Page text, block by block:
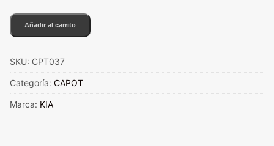
CAPOT
KIA
2012/2016
cantidad
Añadir al carrito
SKU: CPT037
Categoría: CAPOT
Marca: KIA